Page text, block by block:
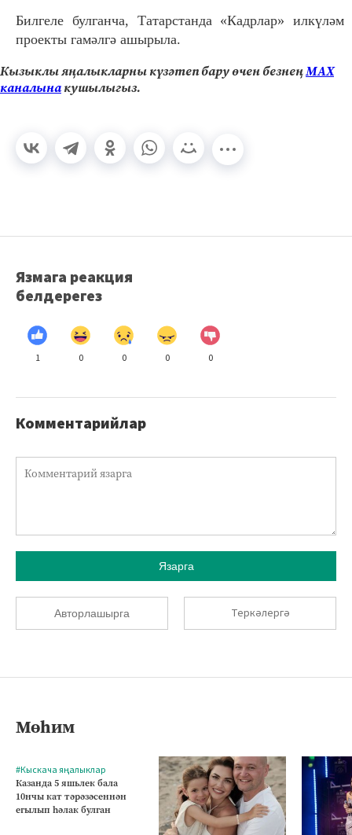
Билгеле булганча, Татарстанда «Кадрлар» илкүләм
проекты гамәлгә ашырыла.
Кызыклы яңалыкларны күзәтеп бару өчен безнеңМАХ
каналынакушылыгыз.
Язмага реакция
белдерегез
1 0 0 0 0
Комментарийлар
Язарга
Авторлашырга Теркәлергә
Мөһим
#Кыскача яңалыклар
Казанда 5 яшьлек бала
10нчы кат тәрәзәсеннән
егылып һәлак булган